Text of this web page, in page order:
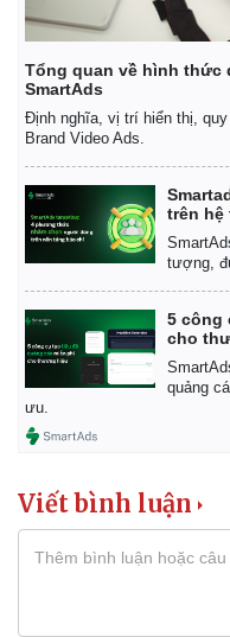
Kinh tế
Bất động sản
Khởi nghiệp
Tổng quan về hình thức
SmartAds
Định nghĩa, vị trí hiển thị,
Brand Video Ads.
trên hệ
tượng,
5 công
cho
quảng
ưu.
Viết bình luận